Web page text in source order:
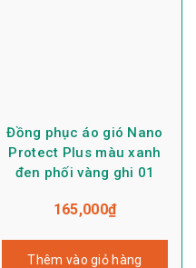
Đồng phục áo gió Nano
Protect Plus màu xanh
đen phối vàng ghi 01
165,000₫
Thêm vào giỏ hàng